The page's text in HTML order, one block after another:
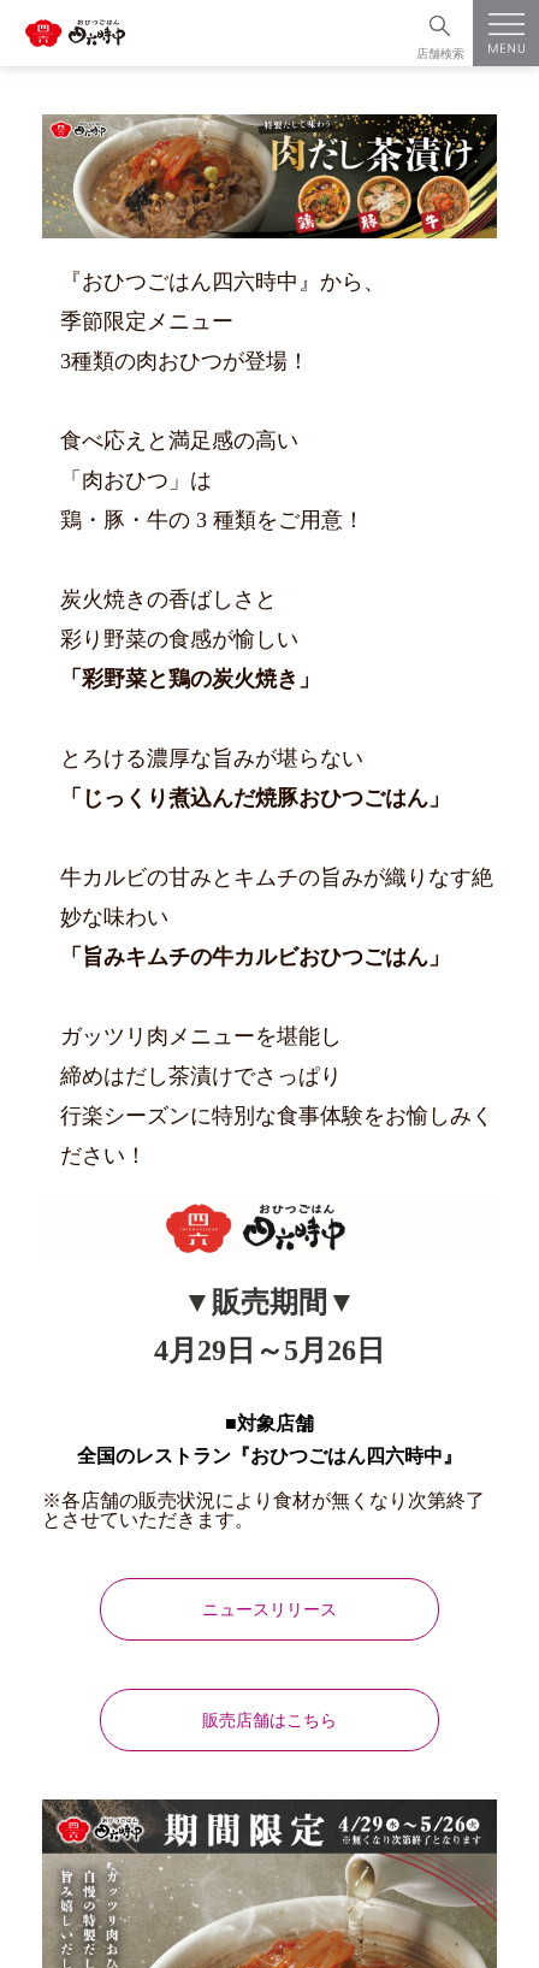
店舗検索
『おひつごはん四六時中』から、
季節限定メニュー
3種類の肉おひつが登場！
食べ応えと満足感の高い
「肉おひつ」は
鶏・豚・牛の 3 種類をご用意！
炭火焼きの香ばしさと
彩り野菜の食感が愉しい
「彩野菜と鶏の炭火焼き」
とろける濃厚な旨みが堪らない
「じっくり煮込んだ焼豚おひつごはん」
牛カルビの甘みとキムチの旨みが織りなす絶
妙な味わい
「旨みキムチの牛カルビおひつごはん」
ガッツリ肉メニューを堪能し
締めはだし茶漬けでさっぱり
行楽シーズンに特別な食事体験をお愉しみく
ださい！
▼販売期間▼
4月29日～5月26日
■対象店舗
全国のレストラン『おひつごはん四六時中』
※各店舗の販売状況により食材が無くなり次第終了
とさせていただきます。
ニュースリリース
販売店舗はこちら